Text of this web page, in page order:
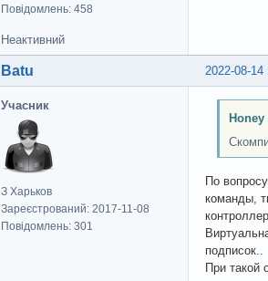
Повідомлень: 458
Неактивний
2022-08-14
Batu
Учасник
З Харьков
Зареєстрований: 2017-11-08
Повідомлень: 301
По
команды,
подписок..
При такой